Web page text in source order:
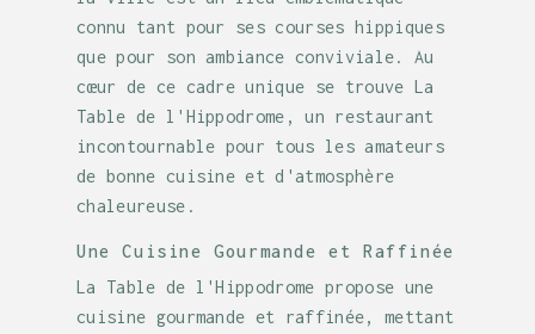
connu tant pour ses courses hippiques
que pour son ambiance conviviale. Au
cœur de ce cadre unique se trouve La
Table de l'Hippodrome, un restaurant
incontournable pour tous les amateurs
de bonne cuisine et d'atmosphère
chaleureuse.
Une Cuisine Gourmande et Raffinée
La Table de l'Hippodrome propose une
cuisine gourmande et raffinée, mettant